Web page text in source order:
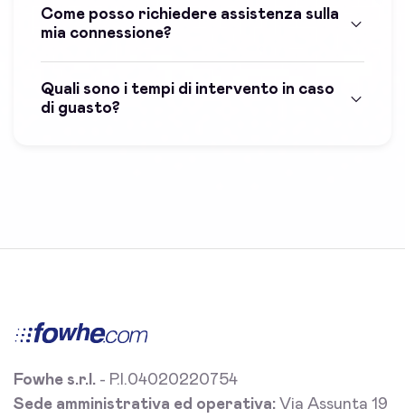
Come posso richiedere assistenza sulla
mia connessione?
Quali sono i tempi di intervento in caso
di guasto?
Fowhe s.r.l. - P.I.04020220754
Sede amministrativa ed operativa: Via Assunta 19